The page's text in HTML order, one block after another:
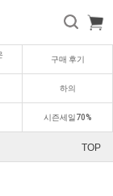
구매 후기
하의
시즌세일70%
TOP